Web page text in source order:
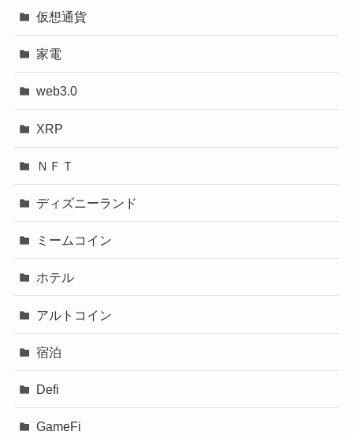
仮想通貨
家電
web3.0
XRP
ＮＦＴ
ディズニーランド
ミームコイン
ホテル
アルトコイン
宿泊
Defi
GameFi